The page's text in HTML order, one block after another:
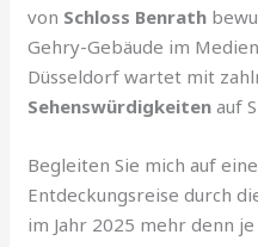
von Schloss Benrath
Gehry-Gebäude im
Düsseldorf wartet mit
Sehenswürdigkeiten auf
Begleiten Sie mich auf
Entdeckungsreise durch
im Jahr 2025 mehr denn